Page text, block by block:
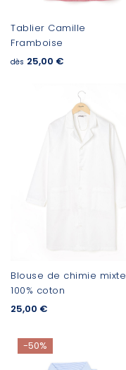
Tablier Camille
Framboise
dès 25,00 €
Blouse de chimie mixte
100% coton
25,00 €
-50%